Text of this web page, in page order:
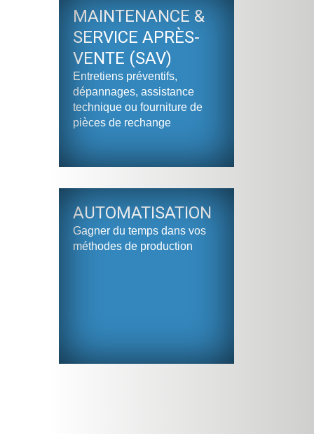
MAINTENANCE &
SERVICE APRÈS-
VENTE (SAV)
Entretiens préventifs,
dépannages, assistance
technique ou fourniture de
pièces de rechange
AUTOMATISATION
Gagner du temps dans vos
méthodes de production